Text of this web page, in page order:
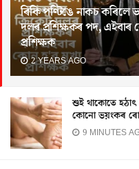
ৰিকি পণ্টিঙে নাকচ কৰিলে
দলৰ প্ৰশিক্ষকৰ পদ, এইবাৰ
প্ৰশিক্ষক
2 YEARS AGO
শুই থাকোতে হঠাৎ
কোনো ভয়ংকৰ
9 MINUTES